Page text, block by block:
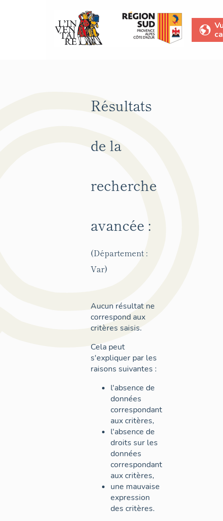
Résultats
de la
recherche
avancée :
(Département :
Var)
Aucun résultat ne
correspond aux
critères saisis.
Cela peut
s'expliquer par les
raisons suivantes :
l'absence de
données
correspondant
aux critères,
l'absence de
droits sur les
données
correspondant
aux critères,
une mauvaise
expression
des critères.